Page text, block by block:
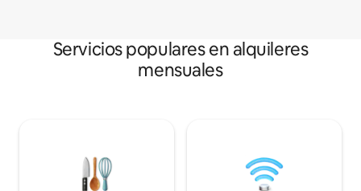
Servicios populares en alquileres
mensuales